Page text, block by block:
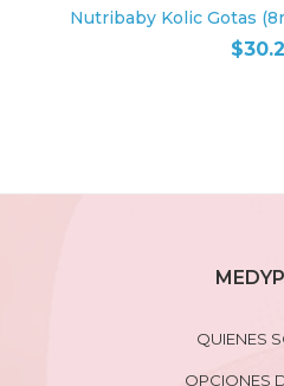
Nutribaby Kolic Gotas
$
QUIENES
OPCIONES